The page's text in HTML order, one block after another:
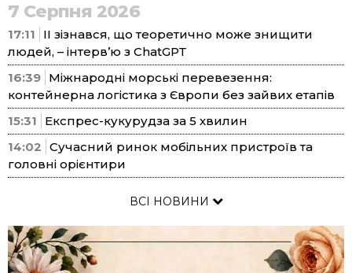
7 Серпня 2026
17:11
ІІ зізнався, що теоретично може знищити
людей, – інтерв’ю з ChatGPT
16:39 Міжнародні морські перевезення:
контейнерна логістика з Європи без зайвих етапів
15:31
Експрес-кукурудза за 5 хвилин
14:02 Сучасний ринок мобільних пристроїв та
головні орієнтири
ВСІ НОВИНИ